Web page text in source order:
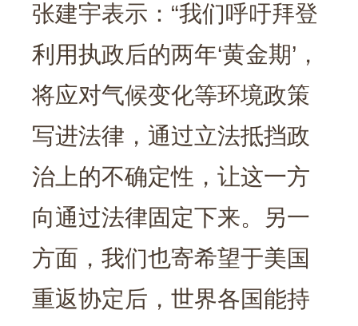
张建宇表示：“我们呼吁拜登
利用执政后的两年‘黄金期’，
将应对气候变化等环境政策
写进法律，通过立法抵挡政
治上的不确定性，让这一方
向通过法律固定下来。另一
方面，我们也寄希望于美国
重返协定后，世界各国能持